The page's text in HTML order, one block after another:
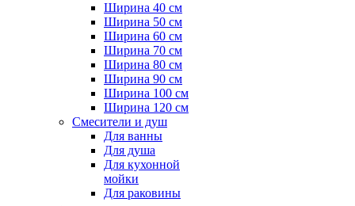
Ширина 40 см
Ширина 50 см
Ширина 60 см
Ширина 70 см
Ширина 80 см
Ширина 90 см
Ширина 100 см
Ширина 120 см
Смесители и душ
Для ванны
Для душа
Для кухонной
мойки
Для раковины